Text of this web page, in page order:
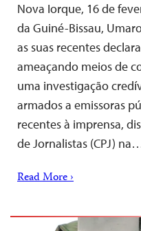
Nova Iorque, 16 de
da Guiné-Bissau,
as suas recentes
ameaçando meios de
uma investigação
armados a emissoras
recentes à imprensa,
de Jornalistas (CPJ)
Read More ›